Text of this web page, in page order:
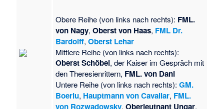
Obere Reihe (von links nach rechts): FML.
von Nagy,Oberst von Haas, FML Dr.
Bardolff,Oberst Lehar
Mittlere Reihe (von links nach rechts):
Oberst Schöbel, der Kaiser im Gespräch mit
den Theresienrittern, FML. von Dani
Untere Reihe (von links nach rechts):GM.
Boeriu, Hauptmann von Cavallar, FML.
von Rozwadowsky,Oberleutnant Ungar,